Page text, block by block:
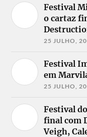
Festival
o cartaz
25 JULHO,
Festival
em
25 JULHO,
Festival
final com
Veigh,